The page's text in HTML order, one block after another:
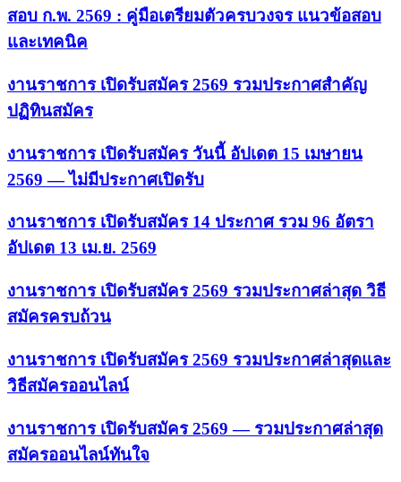
สอบ ก.พ. 2569 : คู่มือเตรียมตัวครบวงจร แนวข้อสอบ
และเทคนิค
งานราชการ เปิดรับสมัคร 2569 รวมประกาศสำคัญ
ปฏิทินสมัคร
งานราชการ เปิดรับสมัคร วันนี้ อัปเดต 15 เมษายน
2569 — ไม่มีประกาศเปิดรับ
งานราชการ เปิดรับสมัคร 14 ประกาศ รวม 96 อัตรา
อัปเดต 13 เม.ย. 2569
งานราชการ เปิดรับสมัคร 2569 รวมประกาศล่าสุด วิธี
สมัครครบถ้วน
งานราชการ เปิดรับสมัคร 2569 รวมประกาศล่าสุดและ
วิธีสมัครออนไลน์
งานราชการ เปิดรับสมัคร 2569 — รวมประกาศล่าสุด
สมัครออนไลน์ทันใจ